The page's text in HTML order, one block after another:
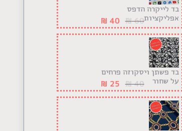
בד לייקרה הדפס
אפליקציות
₪60
₪ 40
בד פשתן ויסקוזה פרחים
על שחור
₪40
₪ 25